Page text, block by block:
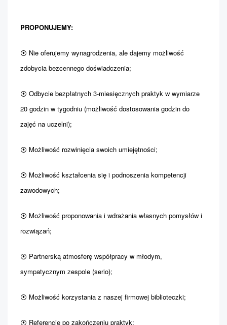
PROPONUJEMY:
⦿ Nie oferujemy wynagrodzenia, ale dajemy możliwość
zdobycia bezcennego doświadczenia;
⦿ Odbycie bezpłatnych 3-miesięcznych praktyk w wymiarze
20 godzin w tygodniu (możliwość dostosowania godzin do
zajęć na uczelni);
⦿ Możliwość rozwinięcia swoich umiejętności;
⦿ Możliwość kształcenia się i podnoszenia kompetencji
zawodowych;
⦿ Możliwość proponowania i wdrażania własnych pomysłów i
rozwiązań;
⦿ Partnerską atmosferę współpracy w młodym,
sympatycznym zespole (serio);
⦿ Możliwość korzystania z naszej firmowej biblioteczki;
⦿ Referencje po zakończeniu praktyk;